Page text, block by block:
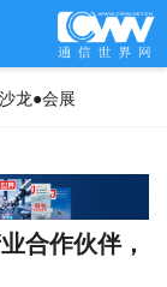
沙龙●会展
合作伙伴，